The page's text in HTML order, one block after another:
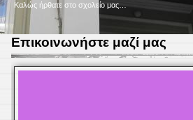
Καλώς ήρθατε στο σχολείο μας…
Επικοινωνήστε μαζί μας